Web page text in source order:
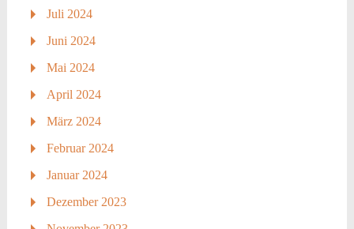
Juli 2024
Juni 2024
Mai 2024
April 2024
März 2024
Februar 2024
Januar 2024
Dezember 2023